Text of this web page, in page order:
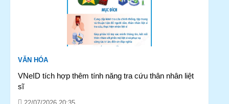
VĂN HÓA
VNeID tích hợp thêm tính năng tra cứu thân nhân liệt
sĩ